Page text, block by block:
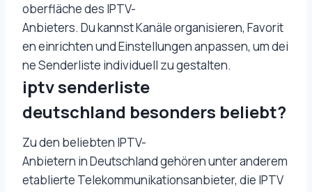
oberfläche des IPTV-
Anbieters. Du kannst Kanäle organisieren, Favorit
en einrichten und Einstellungen anpassen, um dei
ne Senderliste individuell zu gestalten.
iptv senderliste
deutschland besonders beliebt?
Zu den beliebten IPTV-
Anbietern in Deutschland gehören unter anderem
etablierte Telekommunikationsanbieter, die IPTV